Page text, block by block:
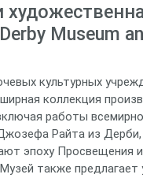
Museum
культурных
коллекция
работы
Райта из Дерби,
эпоху Просвещения
также предлагает